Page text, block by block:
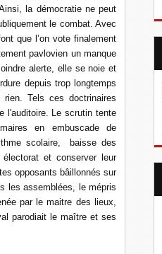
la démocratie ne peut
le combat. Avec
que l’on vote finalement
pavlovien un manque
alerte, elle se noie et
depuis trop longtemps
Tels ces doctrinaires
l'auditoire. Le scrutin tente
en embuscade de
scolaire, baisse des
et conserver leur
opposants bâillonnés sur
les assemblées, le mépris
par le maitre des lieux,
parodiait le maître et ses